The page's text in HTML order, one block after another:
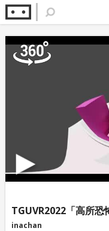
TGUVR2022「高所恐
inachan